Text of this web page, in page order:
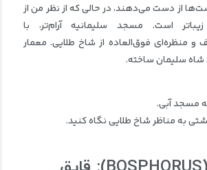
از دست می‌دهند، در حالی که از نظر من از
است. مسجد سلیمانیه آرام‌تر، با
منظره‌ای فوق‌العاده از شاخ طلایی. معمار
شاه سلیمان ساخته.
مسجد آبی.
به مناظر شاخ طلایی نگاه کنید.